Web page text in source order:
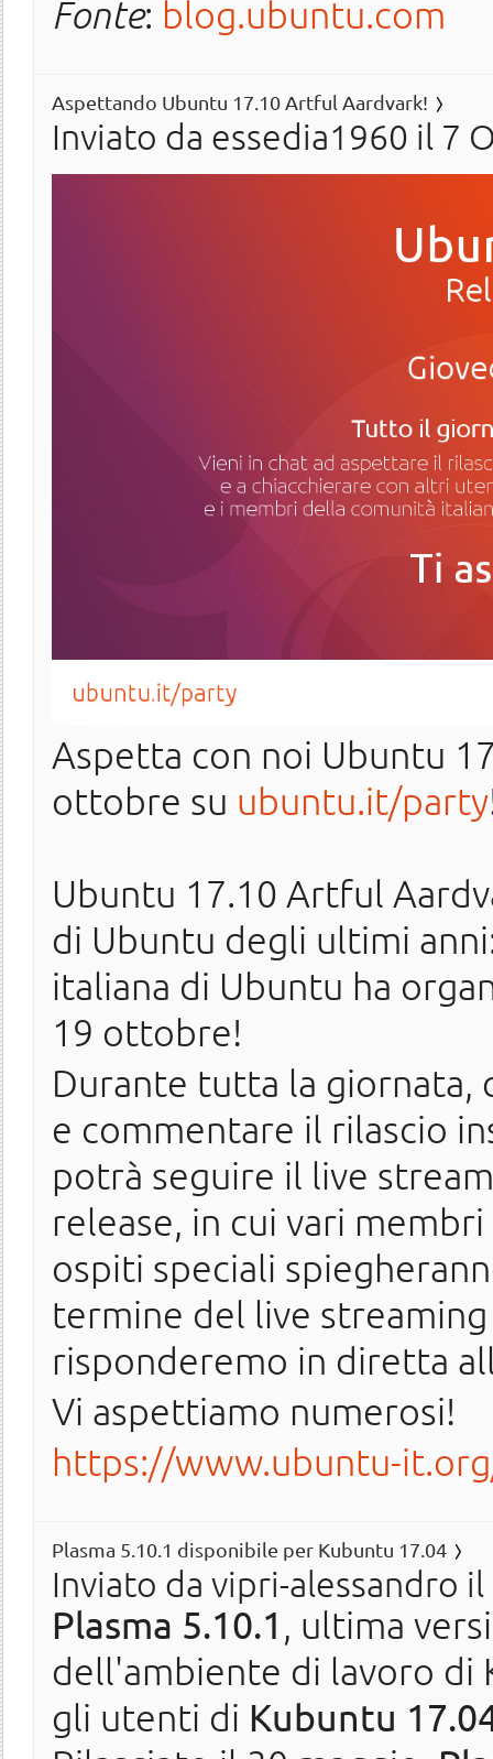
Fonte: blog.ubuntu.com
Aspettando Ubuntu 17.10 Artful Aardvark!
Inviato da essedia1960 il 7
Aspetta con noi Ubuntu
ottobre su ubuntu.it/party
Ubuntu 17.10 Artful
di Ubuntu degli ultimi
italiana di Ubuntu ha
19 ottobre!
Durante tutta la giornata,
e commentare il rilascio
potrà seguire il live
release, in cui vari
ospiti speciali
termine del live streaming
risponderemo in diretta
Vi aspettiamo numerosi!
https://www.ubuntu-
Plasma 5.10.1 disponibile per Kubuntu 17.04
Inviato da vipri-alessandro il
Plasma 5.10.1 , ultima
dell'ambiente di lavoro di
gli utenti di Kubuntu